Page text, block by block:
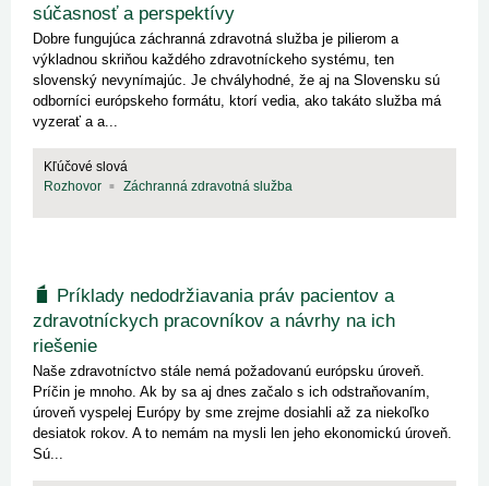
súčasnosť a perspektívy
Dobre fungujúca záchranná zdravotná služba je pilierom a
výkladnou skriňou každého zdravotníckeho systému, ten
slovenský nevynímajúc. Je chvályhodné, že aj na Slovensku sú
odborníci európskeho formátu, ktorí vedia, ako takáto služba má
vyzerať a a...
Kľúčové slová
Rozhovor
Záchranná zdravotná služba
Príklady nedodržiavania práv pacientov a
zdravotníckych pracovníkov a návrhy na ich
riešenie
Naše zdravotníctvo stále nemá požadovanú európsku úroveň.
Príčin je mnoho. Ak by sa aj dnes začalo s ich odstraňovaním,
úroveň vyspelej Európy by sme zrejme dosiahli až za niekoľko
desiatok rokov. A to nemám na mysli len jeho ekonomickú úroveň.
Sú...